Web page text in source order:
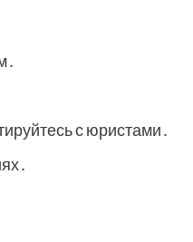
с юристами․